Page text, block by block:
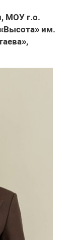
МОУ г.о.
им.